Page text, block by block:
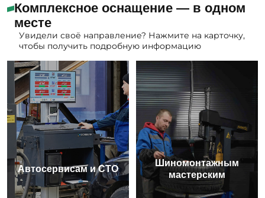
Комплексное оснащение — в одном
месте
Увидели своё направление? Нажмите на карточку,
чтобы получить подробную информацию
Автосервисам и СТО
Шиномонтажным
мастерским